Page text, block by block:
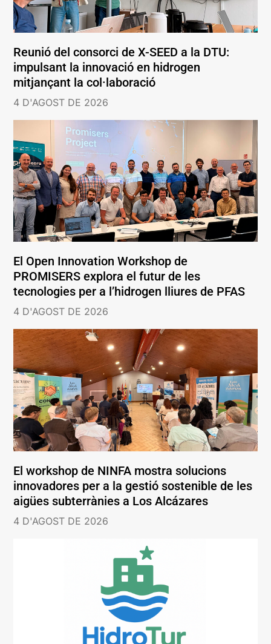
Reunió del consorci de X-SEED a la DTU:
impulsant la innovació en hidrogen
mitjançant la col·laboració
4 D'AGOST DE 2026
El Open Innovation Workshop de
PROMISERS explora el futur de les
tecnologies per a l’hidrogen lliures de PFAS
4 D'AGOST DE 2026
El workshop de NINFA mostra solucions
innovadores per a la gestió sostenible de les
aigües subterrànies a Los Alcázares
4 D'AGOST DE 2026